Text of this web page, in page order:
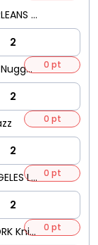
2
NEW ORLEANS Pelicans
2
DENVER Nuggets 0 pt
2
0 pt
2
LOS ANGELES Lakers 0 pt
NEW YORK Knicks 0 pt